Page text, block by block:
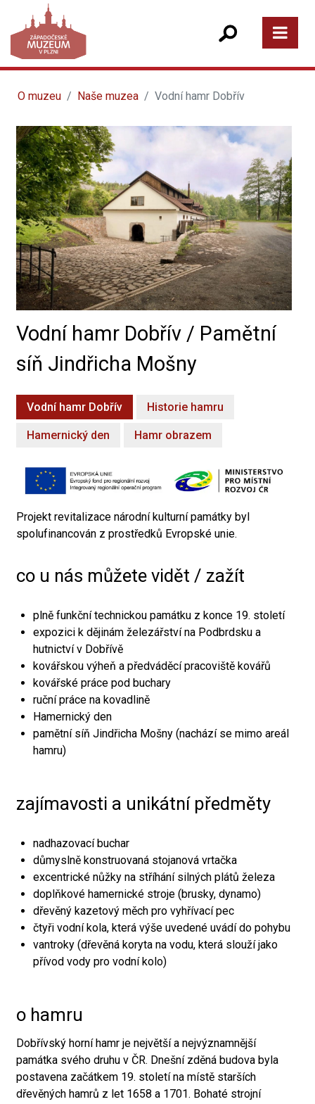
O muzeu Naše muzea Vodní hamr Dobřív
Vodní hamr Dobřív / Pamětní
síň Jindřicha Mošny
Vodní hamr Dobřív Historie hamru
Hamernický den Hamr obrazem
Projekt revitalizace národní kulturní památky byl
spolufinancován z prostředků Evropské unie.
co u nás můžete vidět / zažít
plně funkční technickou památku z konce 19. století
expozici k dějinám železářství na Podbrdsku a
hutnictví v Dobřívě
kovářskou výheň a předváděcí pracoviště kovářů
kovářské práce pod buchary
ruční práce na kovadlině
Hamernický den
pamětní síň Jindřicha Mošny (nachází se mimo areál
hamru)
zajímavosti a unikátní předměty
nadhazovací buchar
důmyslně konstruovaná stojanová vrtačka
excentrické nůžky na stříhání silných plátů železa
doplňkové hamernické stroje (brusky, dynamo)
dřevěný kazetový měch pro vyhřívací pec
čtyři vodní kola, která výše uvedené uvádí do pohybu
vantroky (dřevěná koryta na vodu, která slouží jako
přívod vody pro vodní kolo)
o hamru
Dobřívský horní hamr je největší a nejvýznamnější
památka svého druhu v ČR. Dnešní zděná budova byla
postavena začátkem 19. století na místě starších
dřevěných hamrů z let 1658 a 1701. Bohaté strojní